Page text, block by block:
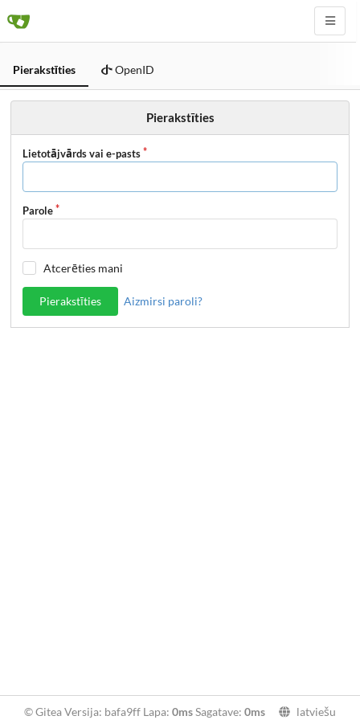
Pierakstīties OpenID
Pierakstīties
Lietotājvārds vai e-pasts
Parole
Atcerēties mani
Pierakstīties Aizmirsi paroli?
© Gitea Versija: bafa9ff Lapa: 0msSagatave: 0ms latviešu